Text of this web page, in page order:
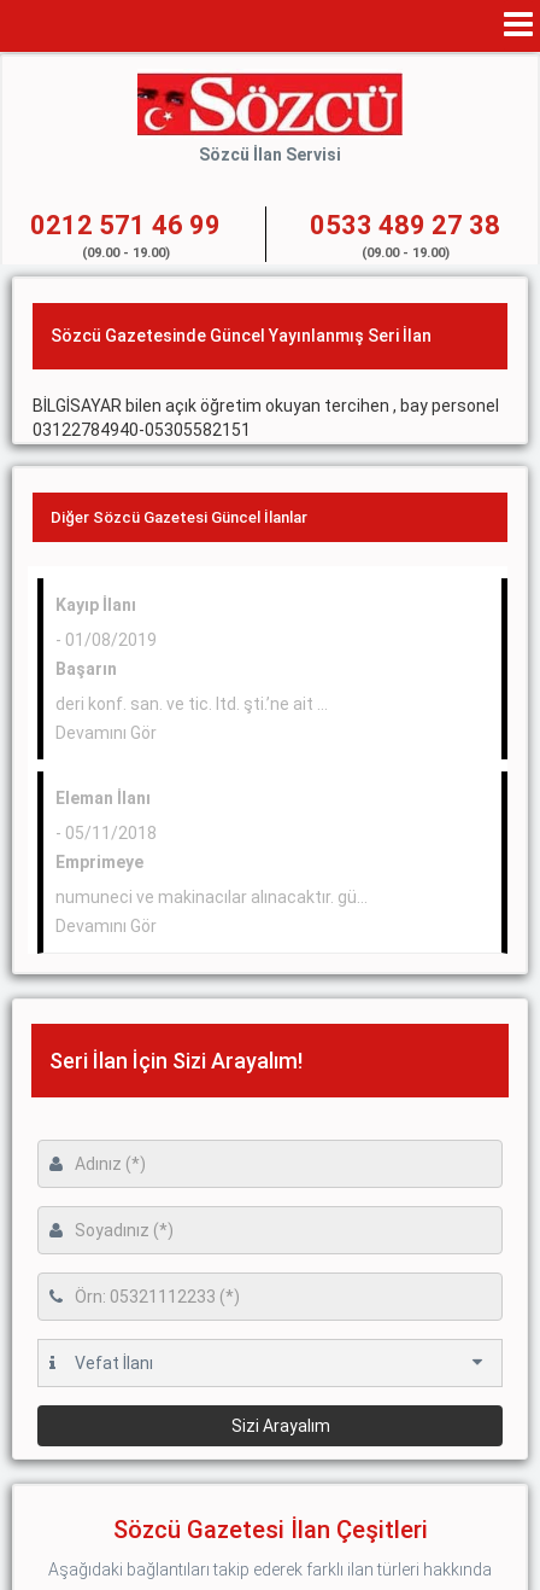
Sözcü İlan Servisi
0212 571 46 99
(09.00 - 19.00)
0533 489 27 38
(09.00 - 19.00)
Sözcü Gazetesinde Güncel Yayınlanmış Seri İlan
BİLGİSAYAR bilen açık öğretim okuyan tercihen , bay personel
03122784940-05305582151
Diğer Sözcü Gazetesi Güncel İlanlar
Kayıp İlanı
- 01/08/2019
Başarın
deri konf. san. ve tic. ltd. şti.’ne ait ...
Devamını Gör
Eleman İlanı
- 05/11/2018
Emprimeye
numuneci ve makinacılar alınacaktır. gü...
Devamını Gör
Seri İlan İçin Sizi Arayalım!
Sözcü Gazetesi İlan Çeşitleri
Aşağıdaki bağlantıları takip ederek farklı ilan türleri hakkında